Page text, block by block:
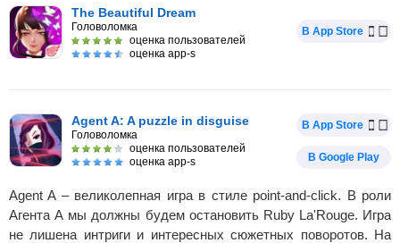
The Beautiful Dream
Головоломка
оценка пользователей
оценка app-s
В App Store
Agent A: A puzzle in disguise
Головоломка
оценка пользователей
оценка app-s
В App Store
В Google Play
Agent A – великолепная игра в стиле point-and-click. В роли
Агента А мы должны будем остановить Ruby La'Rouge. Игра
не лишена интриги и интересных сюжетных поворотов. На